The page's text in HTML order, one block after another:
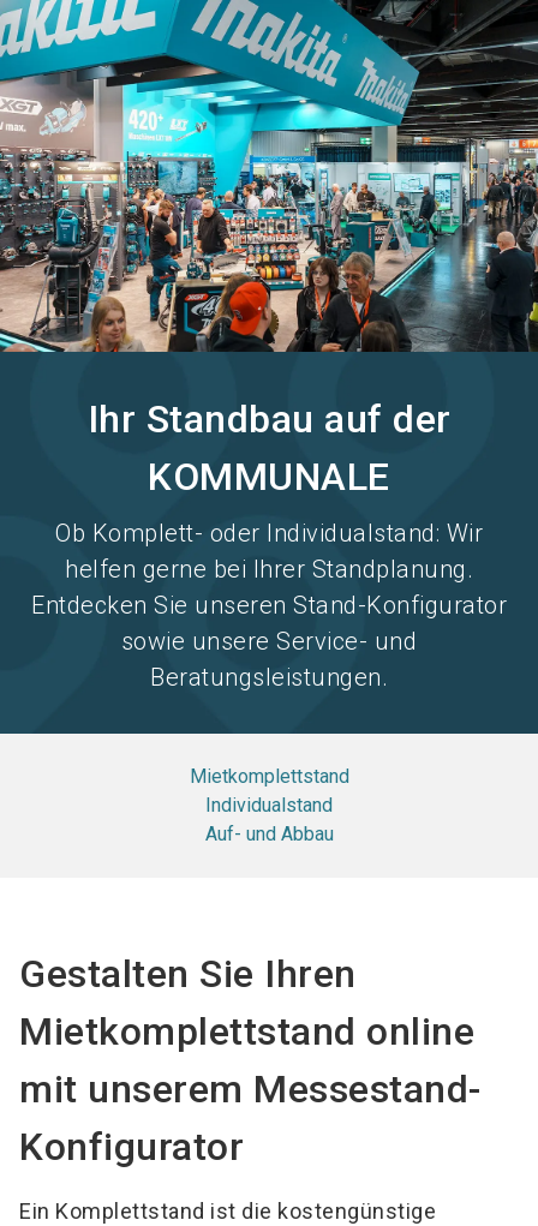
Stand buchen!
search
Ihr Standbau auf der
KOMMUNALE
Ob Komplett- oder Individualstand: Wir
helfen gerne bei Ihrer Standplanung.
Entdecken Sie unseren Stand-Konfigurator
sowie unsere Service- und
Beratungsleistungen.
Mietkomplettstand
Individualstand
Auf- und Abbau
Gestalten Sie Ihren
Mietkomplettstand online
mit unserem Messestand-
Konfigurator
Ein Komplettstand ist die kostengünstige